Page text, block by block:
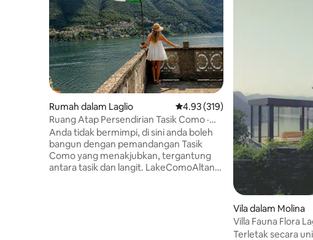
Rumah dalam Laglio Penarafan purata 4.93 daripada
4.93 (319)
Ruang Atap Persendirian Tasik Como ·
George Clooney Laglio
Anda tidak bermimpi, di sini anda boleh
bangun dengan pemandangan Tasik
Como yang menakjubkan, tergantung
antara tasik dan langit. LakeComoAltana
Vila dalam Molina
Villa Fauna Flora
Tasik Terbaik -
Terletak secara